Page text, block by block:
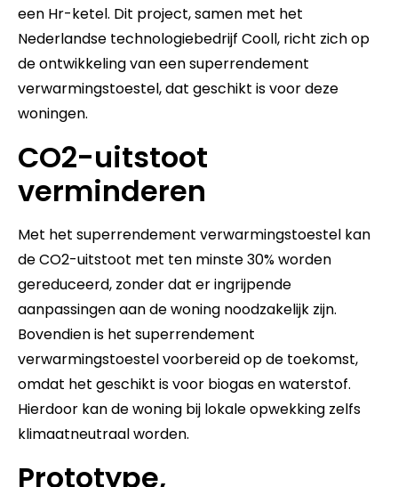
een Hr-ketel. Dit project, samen met het
Nederlandse technologiebedrijf Cooll, richt zich op
de ontwikkeling van een superrendement
verwarmingstoestel, dat geschikt is voor deze
woningen.
CO2-uitstoot
verminderen
Met het superrendement verwarmingstoestel kan
de CO2-uitstoot met ten minste 30% worden
gereduceerd, zonder dat er ingrijpende
aanpassingen aan de woning noodzakelijk zijn.
Bovendien is het superrendement
verwarmingstoestel voorbereid op de toekomst,
omdat het geschikt is voor biogas en waterstof.
Hierdoor kan de woning bij lokale opwekking zelfs
klimaatneutraal worden.
Prototype,